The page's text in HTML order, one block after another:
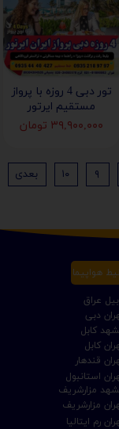
تور دبی 4 روزه با پرواز
مستقیم ایرتور
۳۹,۹۰۰,۰۰۰ تومان
۹ ۱۰ بعدی
کابل
مزارشریف
کابل
قندهار
مزارشریف
رم ایتالیا
دبی
استانبول
عراق
هواپیما